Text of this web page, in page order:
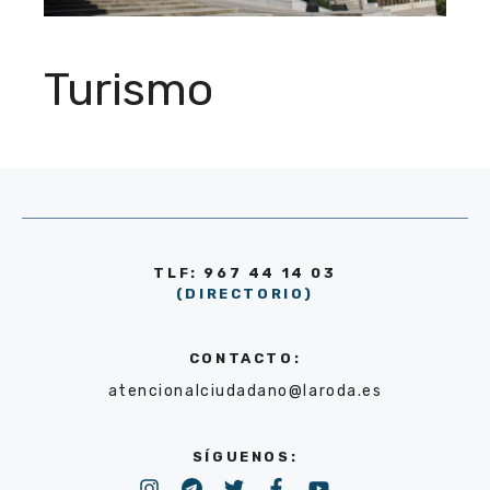
Turismo
TLF: 967 44 14 03
(DIRECTORIO)
CONTACTO:
atencionalciudadano@laroda.es
SÍGUENOS: